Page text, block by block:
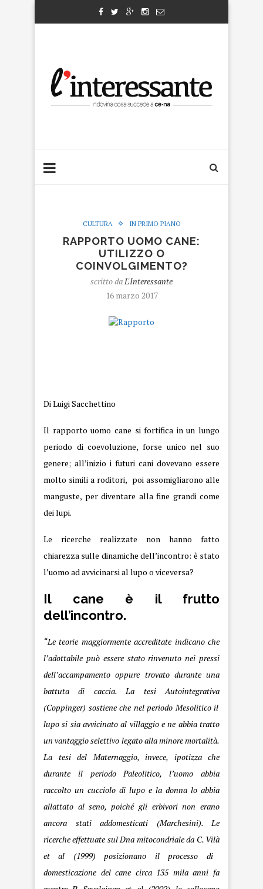
CULTURA IN PRIMO PIANO
RAPPORTO UOMO CANE:
UTILIZZO O
COINVOLGIMENTO?
scritto da L'Interessante
16 marzo 2017
Di Luigi Sacchettino
Il rapporto uomo cane si fortifica in un lungo
periodo di coevoluzione, forse unico nel suo
genere; all’inizio i futuri cani dovevano essere
molto simili a roditori, poi assomigliarono alle
manguste, per diventare alla fine grandi come
dei lupi.
Le ricerche realizzate non hanno fatto
chiarezza sulle dinamiche dell’incontro: è stato
l’uomo ad avvicinarsi al lupo o viceversa?
Il cane è il frutto
dell’incontro.
“Le teorie maggiormente accreditate indicano che
l’adottabile può essere stato rinvenuto nei pressi
dell’accampamento oppure trovato durante una
battuta di caccia. La tesi Autointegrativa
(Coppinger) sostiene che nel periodo Mesolitico il
lupo si sia avvicinato al villaggio e ne abbia tratto
un vantaggio selettivo legato alla minore mortalità.
La tesi del Maternaggio, invece, ipotizza che
durante il periodo Paleolitico, l’uomo abbia
raccolto un cucciolo di lupo e la donna lo abbia
allattato al seno, poiché gli erbivori non erano
ancora stati addomesticati (Marchesini). Le
ricerche effettuate sul Dna mitocondriale da C. Vilà
et al (1999) posizionano il processo di
domesticazione del cane circa 135 mila anni fa